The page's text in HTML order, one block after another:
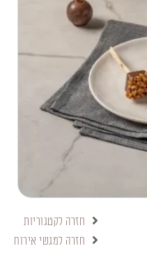
חזרה לקטגוריות
חזרה למגשי אירוח